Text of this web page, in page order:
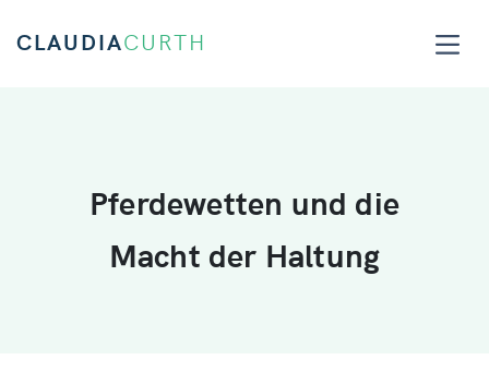
CLAUDIACURTH
Pferdewetten und die
Macht der Haltung